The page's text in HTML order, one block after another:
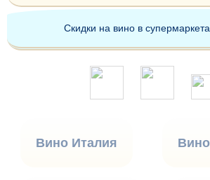
Скидки на вино в
Вино Италия